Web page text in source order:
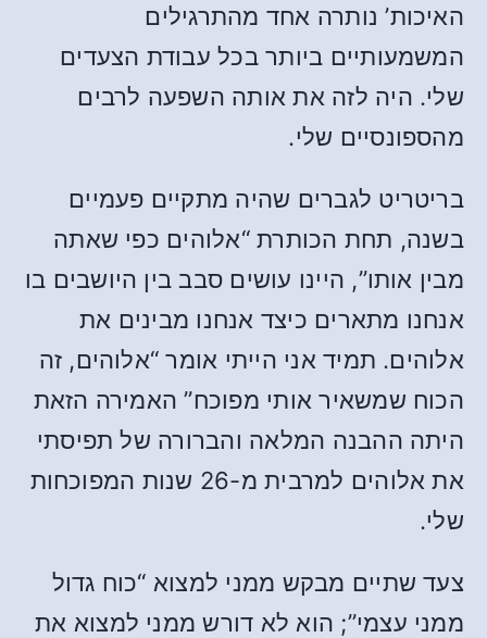
האיכות’ נותרה אחד מהתרגילים
המשמעותיים ביותר בכל עבודת הצעדים
שלי. היה לזה את אותה השפעה לרבים
מהספונסיים שלי.
בריטריט לגברים שהיה מתקיים פעמיים
בשנה, תחת הכותרת “אלוהים כפי שאתה
מבין אותו”, היינו עושים סבב בין היושבים בו
אנחנו מתארים כיצד אנחנו מבינים את
אלוהים. תמיד אני הייתי אומר “אלוהים, זה
הכוח שמשאיר אותי מפוכח” האמירה הזאת
היתה ההבנה המלאה והברורה של תפיסתי
את אלוהים למרבית מ-26 שנות המפוכחות
שלי.
צעד שתיים מבקש ממני למצוא “כוח גדול
ממני עצמי”; הוא לא דורש ממני למצוא את